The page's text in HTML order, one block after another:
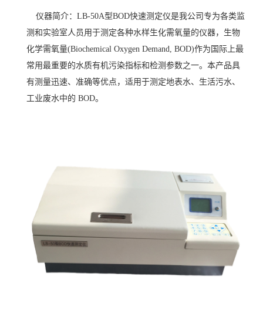
仪器简介：LB-50A型BOD快速测定仪是我公司专为各类监
测和实验室人员用于测定各种水样生化需氧量的仪器，生物
化学需氧量(Biochemical Oxygen Demand, BOD)作为国际上最
常用最重要的水质有机污染指标和检测参数之一。本产品具
有测量迅速、准确等优点，适用于测定地表水、生活污水、
工业废水中的 BOD。